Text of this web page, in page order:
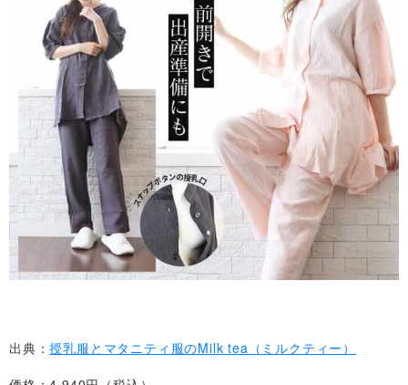
出典：授乳服とマタニティ服のMilk tea（ミルクティー）